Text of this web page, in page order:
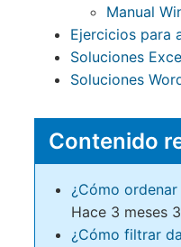
Manual
Ejercicios para
Soluciones
Soluciones
Contenido
¿Cómo
Hace 3 meses
¿Cómo filtrar